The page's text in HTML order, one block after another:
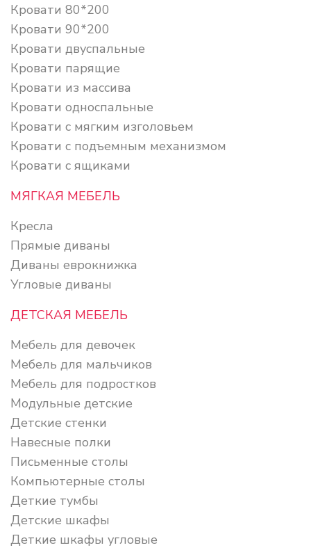
Кровати 80*200
Кровати 90*200
Кровати двуспальные
Кровати парящие
Кровати из массива
Кровати односпальные
Кровати с мягким изголовьем
Кровати с подъемным механизмом
Кровати с ящиками
МЯГКАЯ МЕБЕЛЬ
Кресла
Прямые диваны
Диваны еврокнижка
Угловые диваны
ДЕТСКАЯ МЕБЕЛЬ
Мебель для девочек
Мебель для мальчиков
Мебель для подростков
Модульные детские
Детские стенки
Навесные полки
Письменные столы
Компьютерные столы
Деткие тумбы
Детские шкафы
Деткие шкафы угловые